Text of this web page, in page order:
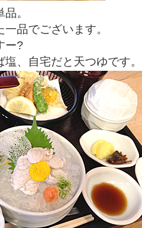
。
品でございます。
ー?
塩、自宅だと天つゆです